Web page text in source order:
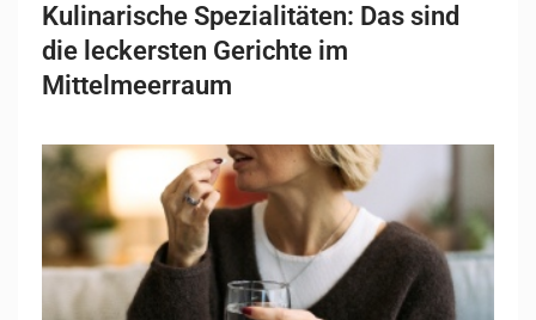
Kulinarische Spezialitäten: Das sind
die leckersten Gerichte im
Mittelmeerraum